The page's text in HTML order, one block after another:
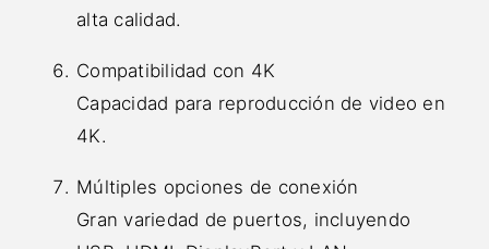
alta calidad.
Compatibilidad con 4K
Capacidad para reproducción de video en
4K.
Múltiples opciones de conexión
Gran variedad de puertos, incluyendo